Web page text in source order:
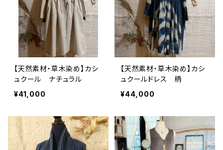
【天然素材・草木染め】カシ
ュクール ナチュラル
¥41,000
【天然素材・草木染め】カシ
ュクールドレス 柄
¥44,000